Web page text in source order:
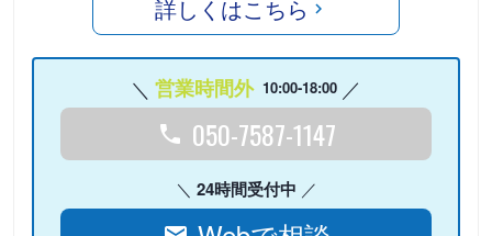
詳しくはこちら
営業時間外 10:00-18:00
050-7587-1147
24時間受付中